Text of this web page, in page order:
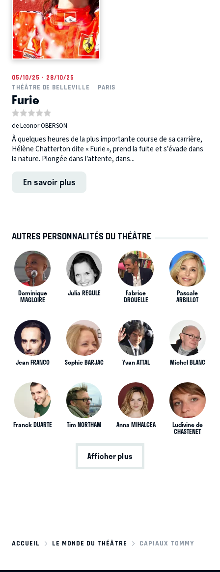
05/10/25 - 28/10/25
THÉÂTRE DE BELLEVILLE
PARIS
Furie
de Leonor OBERSON
À quelques heures de la plus importante course de sa carrière,
Hélène Chatterton dite « Furie », prend la fuite et s’évade dans
la nature. Plongée dans l’attente, dans...
En savoir plus
AUTRES PERSONNALITÉS DU THÉÂTRE
Dominique
MAGLOIRE
Julia REGULE Fabrice
DROUELLE
Pascale
ARBILLOT
Jean FRANCO Sophie BARJAC Yvan ATTAL Michel BLANC
Franck DUARTE Tim NORTHAM Anna MIHALCEA Ludivine de
CHASTENET
Afficher plus
ACCUEIL LE MONDE DU THÉÂTRE CAPIAUX TOMMY